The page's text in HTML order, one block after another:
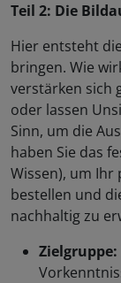
Teil 2: Die
Hier entsteht
bringen. Wie
verstärken sich
oder lassen
Sinn, um die
haben Sie das
Wissen), um
bestellen und
nachhaltig zu
Zielgruppe: